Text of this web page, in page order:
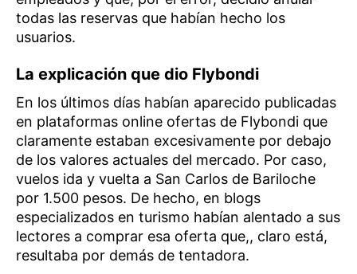
todas las reservas que habían hecho los
usuarios.
La explicación que dio Flybondi
En los últimos días habían aparecido publicadas
en plataformas online ofertas de Flybondi que
claramente estaban excesivamente por debajo
de los valores actuales del mercado. Por caso,
vuelos ida y vuelta a San Carlos de Bariloche
por 1.500 pesos. De hecho, en blogs
especializados en turismo habían alentado a sus
lectores a comprar esa oferta que,, claro está,
resultaba por demás de tentadora.